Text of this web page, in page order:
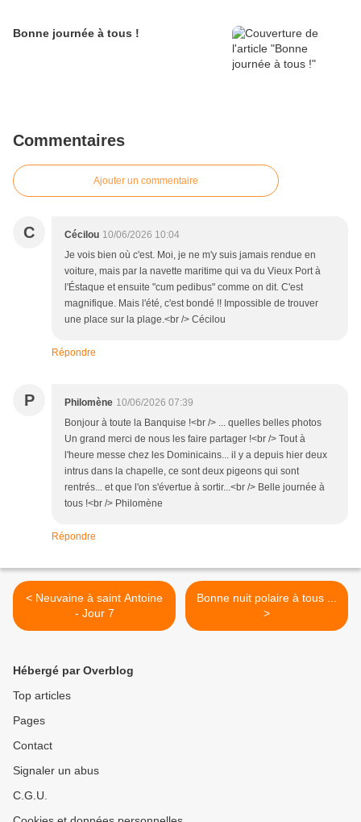
Bonne journée à tous !
Commentaires
Ajouter un commentaire
C Cécilou 10/06/2026 10:04
Je vois bien où c'est. Moi, je ne m'y suis jamais rendue en
voiture, mais par la navette maritime qui va du Vieux Port à
l'Éstaque et ensuite "cum pedibus" comme on dit. C'est
magnifique. Mais l'été, c'est bondé !! Impossible de trouver
une place sur la plage.<br /> Cécilou
Répondre
P Philomène 10/06/2026 07:39
Bonjour à toute la Banquise !<br /> ... quelles belles photos
Un grand merci de nous les faire partager !<br /> Tout à
l'heure messe chez les Dominicains... il y a depuis hier deux
intrus dans la chapelle, ce sont deux pigeons qui sont
rentrés... et que l'on s'évertue à sortir...<br /> Belle journée à
tous !<br /> Philomène
Répondre
< Neuvaine à saint Antoine
- Jour 7
Bonne nuit polaire à tous ...
>
Hébergé par Overblog
Top articles
Pages
Contact
Signaler un abus
C.G.U.